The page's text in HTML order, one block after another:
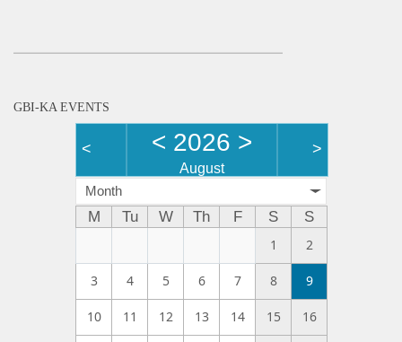
GBI-KA EVENTS
< < 2026 >
August
>
Month
M Tu W Th F S
S
1
2
3 4 5 6 7 8 9
10 11 12 13 14 15 16